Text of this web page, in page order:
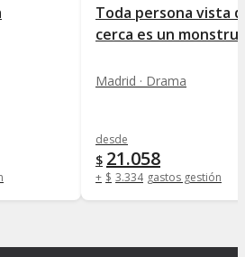
Toda persona vista
cerca es un
Madrid · Drama
desde
$ 21.058
+ $ 3.334 gastos gestión